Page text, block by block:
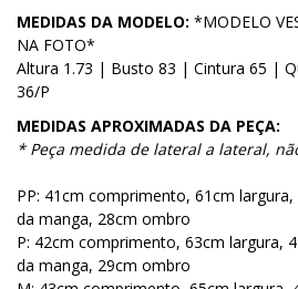
MEDIDAS DA MODELO: *MODELO
NA FOTO*
Altura 1.73 | Busto 83 | Cintura 65 |
36/P
MEDIDAS APROXIMADAS DA PEÇA:
* Peça medida de lateral a lateral,
PP: 41cm comprimento, 61cm
da manga, 28cm ombro
P: 42cm comprimento, 63cm largura,
da manga, 29cm ombro